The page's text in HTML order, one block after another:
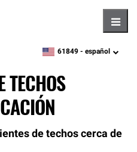
zipcode,language
61849 - español
TECHOS
de techos cerca de